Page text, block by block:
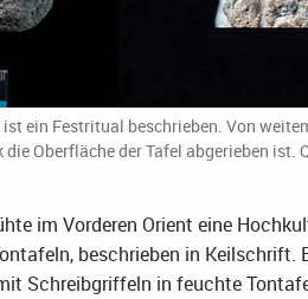
ein Festritual beschrieben. Von
Oberfläche der Tafel abgerieben ist.
im Vorderen Orient eine
beschrieben in Keilschrift.
Schreibgriffeln in feuchte